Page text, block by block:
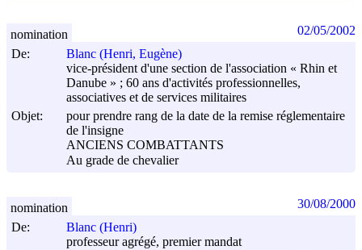
De:
Blanc (Henri, Eugène)
vice-président d'une section de l'association « Rhin et
Danube » ; 60 ans d'activités professionnelles,
associatives et de services militaires
Objet:
pour prendre rang de la date de la remise réglementaire
de l'insigne
ANCIENS COMBATTANTS
Au grade de chevalier
nomination 02/05/2002
De:
Blanc (Henri)
professeur agrégé, premier mandat
nomination 30/08/2000